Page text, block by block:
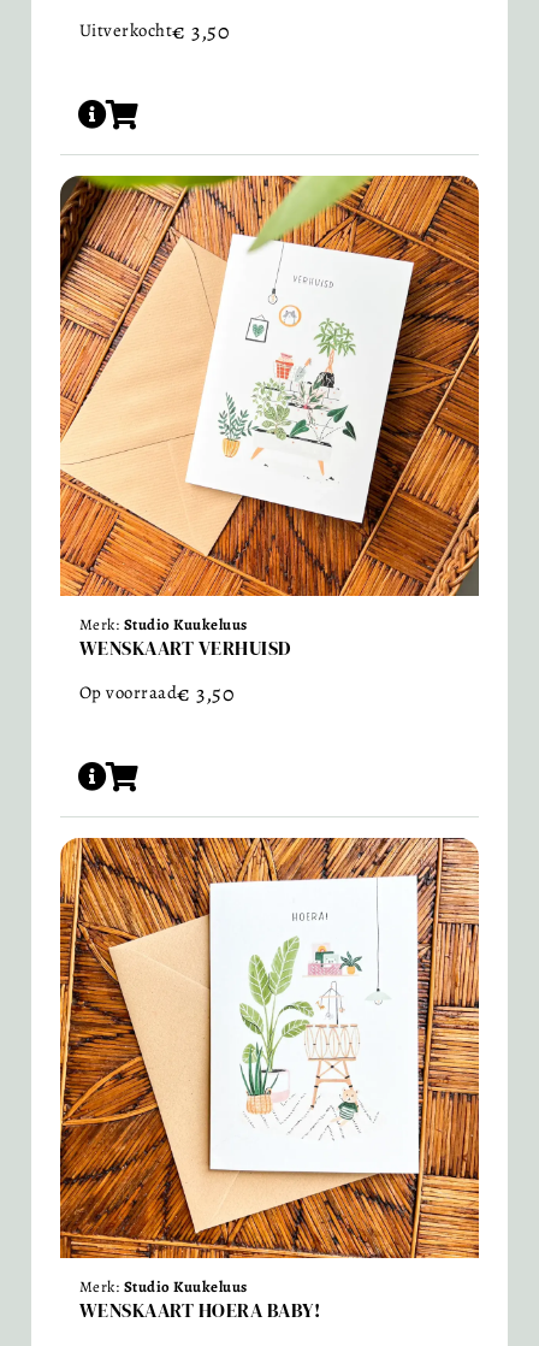
Uitverkocht€ 3,50
Merk: Studio Kuukeluus
WENSKAART VERHUISD
Op voorraad€ 3,50
Merk: Studio Kuukeluus
WENSKAART HOERA BABY!